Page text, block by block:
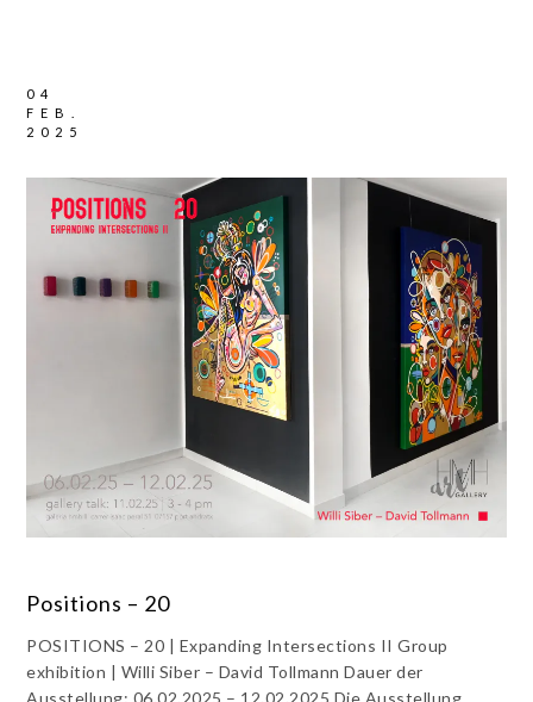
04
FEB.
2025
Positions – 20
POSITIONS – 20 | Expanding Intersections II Group
exhibition | Willi Siber – David Tollmann Dauer der